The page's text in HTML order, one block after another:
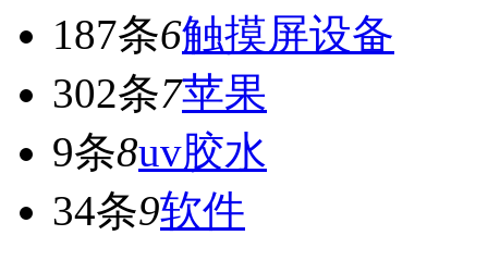
187条6触摸屏设备
302条7苹果
9条8uv胶水
34条9软件